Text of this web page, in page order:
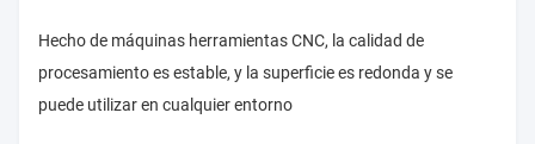
Hecho de máquinas herramientas CNC, la calidad de
procesamiento es estable, y la superficie es redonda y se
puede utilizar en cualquier entorno